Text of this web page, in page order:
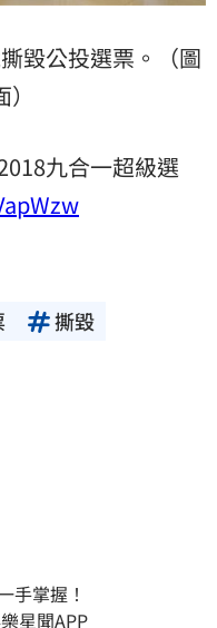
毀公投選票。（圖
九合一超級選
撕毀
掌握！
下載娛樂星聞APP